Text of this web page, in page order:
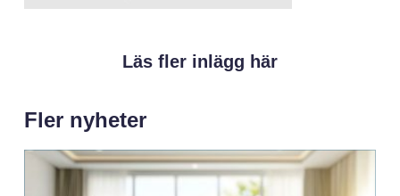
Läs fler inlägg här
Fler nyheter